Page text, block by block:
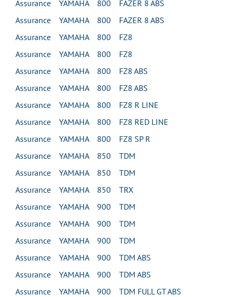
Assurance YAMAHA 800 FAZER 8 ABS
Assurance YAMAHA 800 FAZER 8 ABS
Assurance YAMAHA 800 FZ8
Assurance YAMAHA 800 FZ8
Assurance YAMAHA 800 FZ8 ABS
Assurance YAMAHA 800 FZ8 ABS
Assurance YAMAHA 800 FZ8 R LINE
Assurance YAMAHA 800 FZ8 RED LINE
Assurance YAMAHA 800 FZ8 SP R
Assurance YAMAHA 850 TDM
Assurance YAMAHA 850 TDM
Assurance YAMAHA 850 TRX
Assurance YAMAHA 900 TDM
Assurance YAMAHA 900 TDM
Assurance YAMAHA 900 TDM
Assurance YAMAHA 900 TDM ABS
Assurance YAMAHA 900 TDM ABS
Assurance YAMAHA 900 TDM FULL GT ABS